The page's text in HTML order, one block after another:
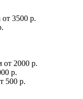
от 3500 р.
от 2000 р.
р.
500 р.